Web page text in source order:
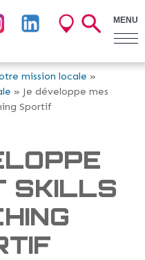
MENU
mission locale »
» Je développe mes
Sportif
SKILLS